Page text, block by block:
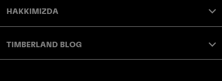
HAKKIMIZDA
TIMBERLAND BLOG